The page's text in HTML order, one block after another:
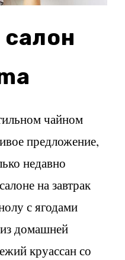
чайном
предложение,
недавно
на завтрак
с ягодами
домашней
круассан со